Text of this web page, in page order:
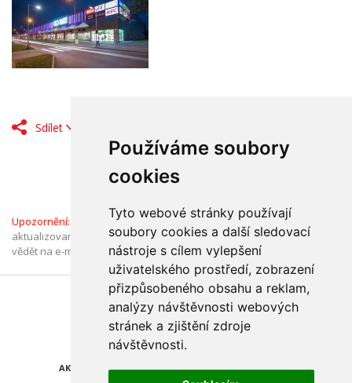
Používáme soubory
cookies
Tyto webové stránky používají
soubory cookies a další sledovací
nástroje s cílem vylepšení
uživatelského prostředí, zobrazení
přizpůsobeného obsahu a reklam,
analýzy návštěvnosti webových
stránek a zjištění zdroje
návštěvnosti.
Sdílet
Upozornění: Informace v Katalogu firem jsou ověřené a průběžně
aktualizované. Pokud jste přesto narazili na chybný údaj, dejte nám
vědět na e-mail:
katalog@olomouc.cz. Děkujeme.
Najdete nás také na
AKCE A SLEVY POLEDNÍ MENU